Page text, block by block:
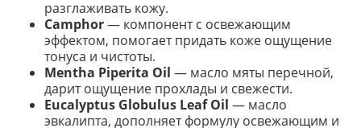
разглаживать кожу.
Camphor— компонент с освежающим
эффектом, помогает придать коже ощущение
тонуса и чистоты.
Mentha Piperita Oil — масло мяты перечной,
дарит ощущение прохлады и свежести.
Eucalyptus Globulus Leaf Oil — масло
эвкалипта, дополняет формулу освежающим и